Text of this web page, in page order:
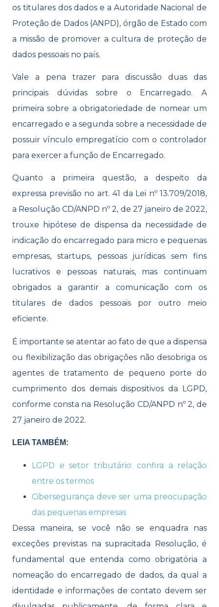
os titulares dos dados e a Autoridade Nacional de
Proteção de Dados (ANPD), órgão de Estado com
a missão de promover a cultura de proteção de
dados pessoais no país.
Vale a pena trazer para discussão duas das
principais dúvidas sobre o Encarregado. A
primeira sobre a obrigatoriedade de nomear um
encarregado e a segunda sobre a necessidade de
possuir vínculo empregatício com o controlador
para exercer a função de Encarregado.
Quanto a primeira questão, a despeito da
expressa previsão no art. 41 da Lei nº 13.709/2018,
a Resolução CD/ANPD nº 2, de 27 janeiro de 2022,
trouxe hipótese de dispensa da necessidade de
indicação do encarregado para micro e pequenas
empresas, startups, pessoas jurídicas sem fins
lucrativos e pessoas naturais, mas continuam
obrigados a garantir a comunicação com os
titulares de dados pessoais por outro meio
eficiente.
É importante se atentar ao fato de que a dispensa
ou flexibilização das obrigações não desobriga os
agentes de tratamento de pequeno porte do
cumprimento dos demais dispositivos da LGPD,
conforme consta na Resolução CD/ANPD nº 2, de
27 janeiro de 2022.
LEIA TAMBÉM:
LGPD e setor tributário: confira a relação
entre os termos
Cibersegurança deve ser uma preocupação
das pequenas empresas
Dessa maneira, se você não se enquadra nas
exceções previstas na supracitada Resolução, é
fundamental que entenda como obrigatória a
nomeação do encarregado de dados, da qual a
identidade e informações de contato devem ser